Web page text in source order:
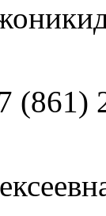
(861)